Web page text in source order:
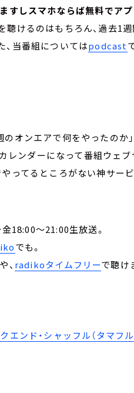
すしスマホならば無料でア
聴けるのはもちろん、過去1
当番組についてはpodcast
オンエアで何をやったのか
レンダーになって番組ウェブ
でやってるところがない
18:00～21:00生放送。
でも。
や、 radikoタイムフリーで聴け
ンド・シャッフル（タマフル